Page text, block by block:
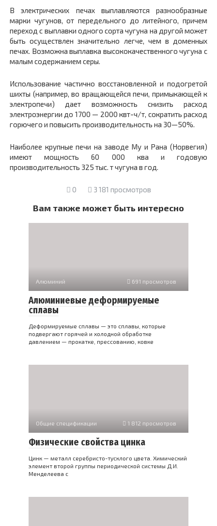
В электрических печах выплавляются разнообразные
марки чугунов, от передельного до литейного, причем
переход с выплавки одного сорта чугуна на другой может
быть осуществлен значи­тельно легче, чем в доменных
печах. Возможна выплавка высоко­качественного чугуна с
малым содержанием серы.
Использование частично восстановленной и подогретой
шихты (например, во вращающейся печи, примыкающей к
электропечи) дает возможность снизить расход
электроэнергии до 1700 — 2000 квт-ч/т, сократить расход
горючего и повысить производи­тельность на 30—50%.
Наиболее крупные печи на заводе Му и Рана (Норвегия)
имеют мощность 60 000 ква и годовую
производительность 325 тыс. т чугуна в год.
0 3 181 просмотров
Вам также может быть интересно
Алюминий 691 просмотров
Алюминиевые деформируемые
сплавы
Деформируемые сплавы — это сплавы, которые
подвергают горячей и холодной обработке
давлением — прокатке, прессованию, ковке
Общие спецификации 1 812 просмотров
Физические свойства цинка
Цинк — металл серебристо-тусклого цвета. Химический
элемент второй группы периодической системы Д.И.
Менделеева с